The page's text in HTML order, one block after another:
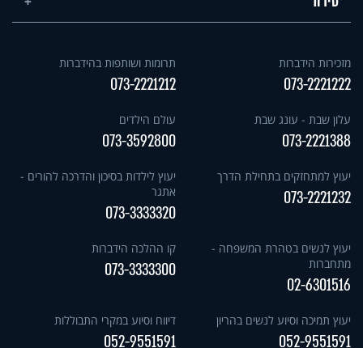
מזכירות הידברות
073-2221222
תרומות ושותפות בהידברות
073-2221212
עלון שבת - עונג שבת
073-2221388
עולם הילדים
073-3592800
יעוץ למתחזקים בתחילת הדרך
073-2221232
יעוץ לילדות בסיכון והדרכה להורים -
אתגר
073-3333320
יעוץ לנשים בטהרת המשפחה -
מתחברות
02-6301516
קו ההלכה הידברות
073-3333300
יעוץ תמיכה וסיוע לנשים בהריון
052-9551591
דיווח וסיוע במקרי התבוללות
052-9551591